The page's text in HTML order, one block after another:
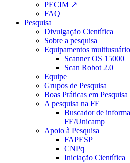
PECIM ↗
FAQ
Pesquisa
Divulgação Científica
Sobre a pesquisa
Equipamentos multiusuário
Scanner OS 15000
Scan Robot 2.0
Equipe
Grupos de Pesquisa
Boas Práticas em Pesquisa
A pesquisa na FE
Buscador de
FE/Unicamp
Apoio à Pesquisa
FAPESP
CNPq
Iniciação Científica